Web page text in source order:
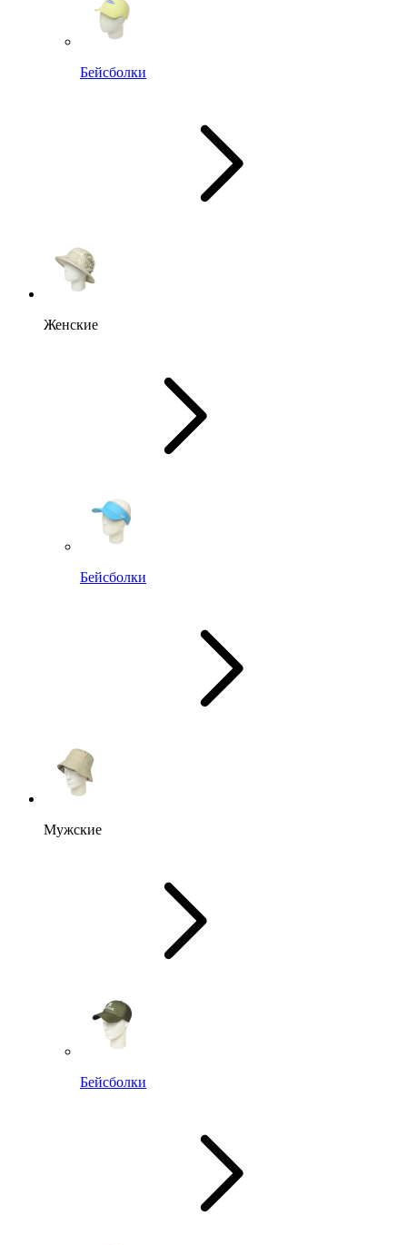
Бейсболки
Женские
Бейсболки
Мужские
Бейсболки